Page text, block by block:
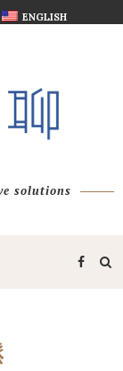
ENGLISH
solutions